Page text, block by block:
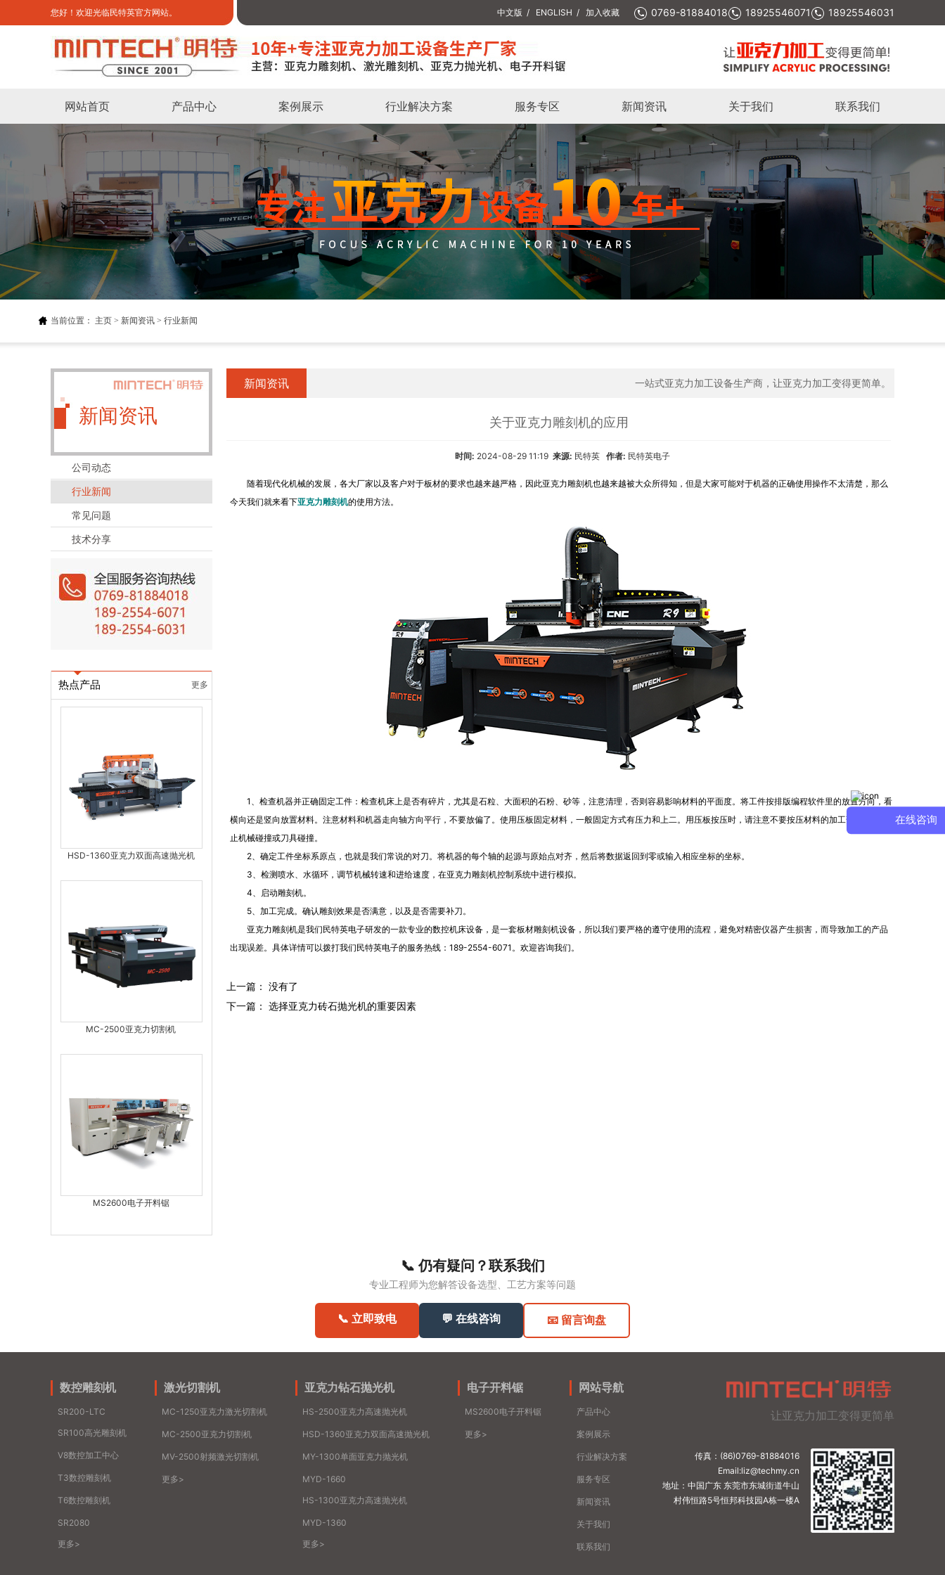
您好！欢迎光临民特英官方网站。 18925546031
18925546071
0769-81884018
中文版 / ENGLISH / 加入收藏
网站首页 产品中心 案例展示 行业解决方案 服务专区 新闻资讯 关于我们 联系我们
当前位置： 主页 > 新闻资讯 > 行业新闻
新闻资讯
公司动态
行业新闻
常见问题
技术分享
热点产品 更多
HSD-1360亚克力双面高速抛光机
MC-2500亚克力切割机
MS2600电子开料锯
新闻资讯 一站式亚克力加工设备生产商，让亚克力加工变得更简单。
关于亚克力雕刻机的应用
时间: 2024-08-29 11:19 来源: 民特英 作者: 民特英电子
随着现代化机械的发展，各大厂家以及客户对于板材的要求也越来越严格，因此亚克力雕刻机也越来越被大众所得知，但是大家可能对于机器的正确使用操作不太清楚，那么
今天我们就来看下亚克力雕刻机的使用方法。
1、检查机器并正确固定工件：检查机床上是否有碎片，尤其是石粒、大面积的石粉、砂等，注意清理，否则容易影响材料的平面度。将工件按排版编程软件里的放置方向，看
横向还是竖向放置材料。注意材料和机器走向轴方向平行，不要放偏了。使用压板固定材料，一般固定方式有压力和上二。用压板按压时，请注意不要按压材料的加工部分，以防
止机械碰撞或刀具碰撞。
2、确定工件坐标系原点，也就是我们常说的对刀。将机器的每个轴的起源与原始点对齐，然后将数据返回到零或输入相应坐标的坐标。
3、检测喷水、水循环，调节机械转速和进给速度，在亚克力雕刻机控制系统中进行模拟。
4、启动雕刻机。
5、加工完成。确认雕刻效果是否满意，以及是否需要补刀。
亚克力雕刻机是我们民特英电子研发的一款专业的数控机床设备，是一套板材雕刻机设备，所以我们要严格的遵守使用的流程，避免对精密仪器产生损害，而导致加工的产品
出现误差。具体详情可以拨打我们民特英电子的服务热线：189-2554-6071。欢迎咨询我们。
上一篇： 没有了
下一篇： 选择亚克力砖石抛光机的重要因素
📞 仍有疑问？联系我们
专业工程师为您解答设备选型、工艺方案等问题
📞 立即致电 💬 在线咨询 📧 留言询盘
数控雕刻机
SR200-LTC
SR100高光雕刻机
V8数控加工中心
T3数控雕刻机
T6数控雕刻机
SR2080
更多>
激光切割机
MC-1250亚克力激光切割机
MC-2500亚克力切割机
MV-2500射频激光切割机
更多>
亚克力钻石抛光机
HS-2500亚克力高速抛光机
HSD-1360亚克力双面高速抛光机
MY-1300单面亚克力抛光机
MYD-1660
HS-1300亚克力高速抛光机
MYD-1360
更多>
电子开料锯
MS2600电子开料锯
更多>
网站导航
产品中心
案例展示
行业解决方案
服务专区
新闻资讯
关于我们
联系我们
让亚克力加工变得更简单
传真：(86)0769-81884016
Email:liz@techmy.cn
地址：中国广东 东莞市东城街道牛山
村伟恒路5号恒邦科技园A栋一楼A
在线咨询